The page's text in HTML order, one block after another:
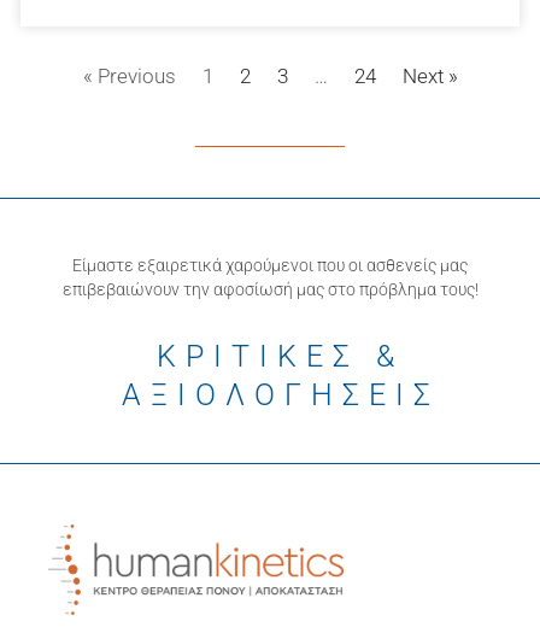
« Previous 1 2 3 … 24 Next »
Είμαστε εξαιρετικά χαρούμενοι που οι ασθενείς μας
επιβεβαιώνουν την αφοσίωσή μας στο πρόβλημα τους!
ΚΡΙΤΙΚΕΣ &
ΑΞΙΟΛΟΓΗΣΕΙΣ